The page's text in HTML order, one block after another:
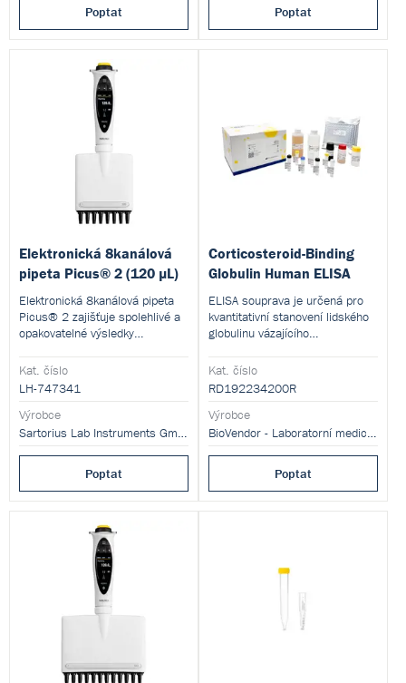
Poptat Poptat
Elektronická 8kanálová
pipeta Picus® 2 (120 µL)
Elektronická 8kanálová pipeta
Picus® 2 zajišťuje spolehlivé a
opakovatelné výsledky
ergonomický design, který je
šetrný k vaší ruce.
Kat. číslo
LH-747341
Výrobce
Sartorius Lab Instruments GmbH and Co. KG
Poptat
Corticosteroid-Binding
Globulin Human ELISA
ELISA souprava je určená pro
kvantitativní stanovení lidského
globulinu vázajícího
Transcortin) v séru nebo
plazmě.
Kat. číslo
RD192234200R
Výrobce
BioVendor - Laboratorní medicína s.r.o.
Poptat